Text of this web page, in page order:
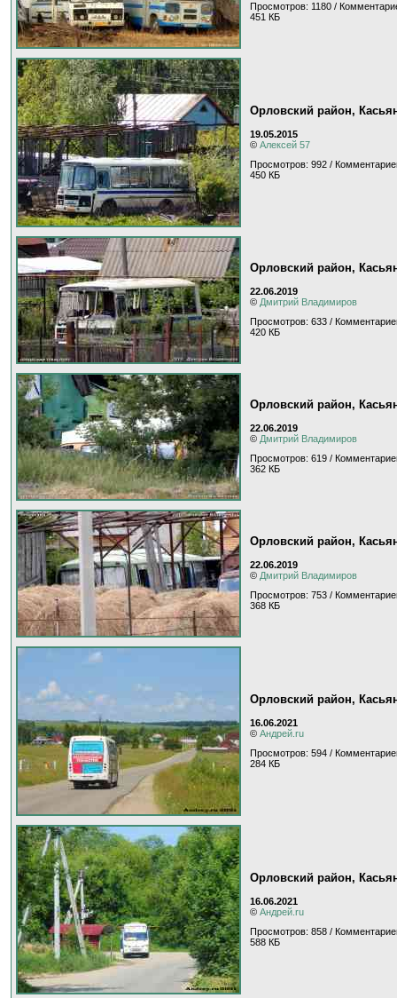
Просмотров: 1180 /
451 КБ
Орловский район,
19.05.2015
© Алексей 57
Просмотров: 992 /
450 КБ
Орловский район,
22.06.2019
© Дмитрий Владимиров
Просмотров: 633 /
420 КБ
Орловский район,
22.06.2019
© Дмитрий Владимиров
Просмотров: 619 /
362 КБ
Орловский район,
22.06.2019
© Дмитрий Владимиров
Просмотров: 753 /
368 КБ
Орловский район,
16.06.2021
© Андрей.ru
Просмотров: 594 /
284 КБ
Орловский район,
16.06.2021
© Андрей.ru
Просмотров: 858 /
588 КБ